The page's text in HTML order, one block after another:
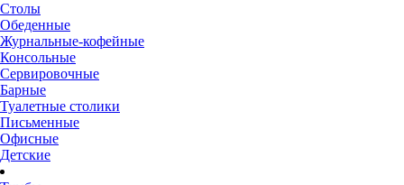
Столы
Обеденные
Журнальные-кофейные
Консольные
Сервировочные
Барные
Туалетные столики
Письменные
Офисные
Детские